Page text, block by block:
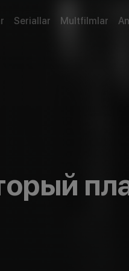
Seriallar Multfilmlar